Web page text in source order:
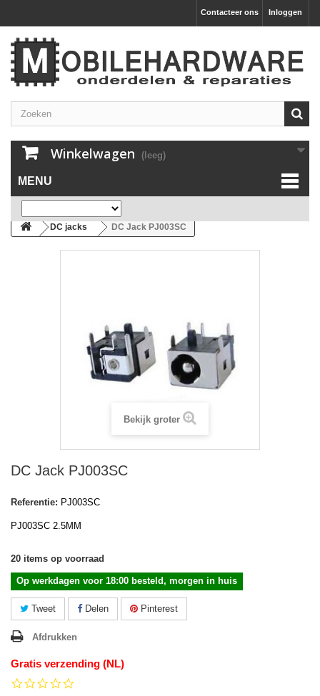
Inloggen
Contacteer ons
Winkelwagen (leeg)
MENU
DC jacks DC Jack PJ003SC
Bekijk groter
DC Jack PJ003SC
Referentie: PJ003SC
PJ003SC 2.5MM
20 items op voorraad
Op werkdagen voor 18:00 besteld, morgen in huis
Tweet Delen Pinterest
Afdrukken
Gratis verzending (NL)